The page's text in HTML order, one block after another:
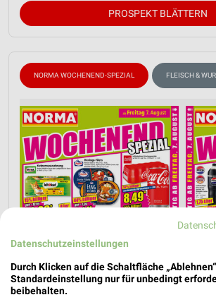
PROSPEKT BLÄTTERN
NORMA WOCHENEND-SPEZIAL FLEISCH &
Datenschutzeinstellungen
Durch Klicken auf die Schaltfläche
Standardeinstellung nur für unbedingt
beibehalten.